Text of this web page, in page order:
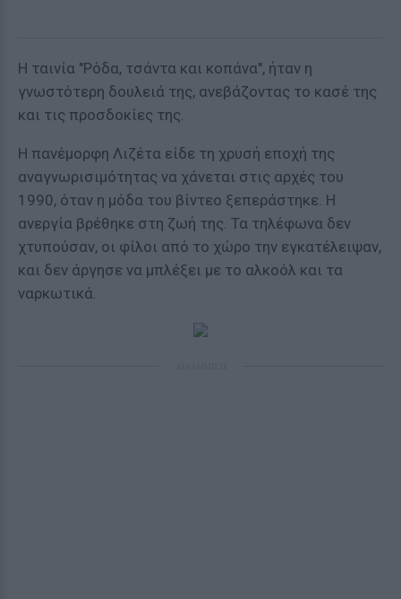
Η ταινία "Ρόδα, τσάντα και κοπάνα", ήταν η
γνωστότερη δουλειά της, ανεβάζοντας το κασέ της
και τις προσδοκίες της.
Η πανέμορφη Λιζέτα είδε τη χρυσή εποχή της
αναγνωρισιμότητας να χάνεται στις αρχές του
1990, όταν η μόδα του βίντεο ξεπεράστηκε. Η
ανεργία βρέθηκε στη ζωή της. Τα τηλέφωνα δεν
χτυπούσαν, οι φίλοι από το χώρο την εγκατέλειψαν,
και δεν άργησε να μπλέξει με το αλκοόλ και τα
ναρκωτικά.